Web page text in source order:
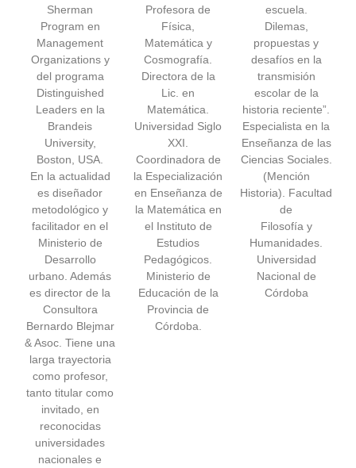
Sherman
Program en
Management
Organizations y
del programa
Distinguished
Leaders en la
Brandeis
University,
Boston, USA.
En la actualidad
es diseñador
metodológico y
facilitador en el
Ministerio de
Desarrollo
urbano. Además
es director de la
Consultora
Bernardo Blejmar
& Asoc. Tiene una
larga trayectoria
como profesor,
tanto titular como
invitado, en
reconocidas
universidades
nacionales e
Profesora de
Física,
Matemática y
Cosmografía.
Directora de la
Lic. en
Matemática.
Universidad Siglo
XXI.
Coordinadora de
la Especialización
en Enseñanza de
la Matemática en
el Instituto de
Estudios
Pedagógicos.
Ministerio de
Educación de la
Provincia de
Córdoba.
escuela.
Dilemas,
propuestas y
desafíos en la
transmisión
escolar de la
historia reciente”.
Especialista en la
Enseñanza de las
Ciencias Sociales.
(Mención
Historia). Facultad
de
Filosofía y
Humanidades.
Universidad
Nacional de
Córdoba